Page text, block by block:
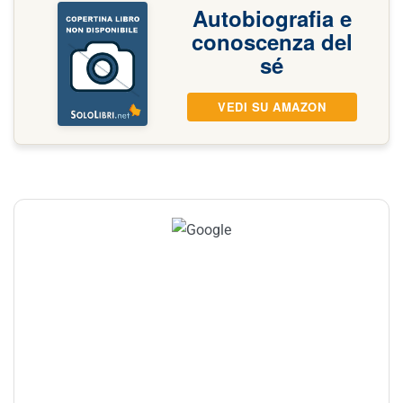
Autobiografia e
conoscenza del
sé
VEDI SU AMAZON